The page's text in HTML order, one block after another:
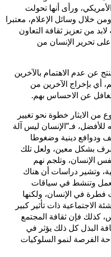
ورأى أنها تحولت
خلال وسائل الإعلام، معتبرا
من تعزيز ثقافة التعاون
على تحرير الإنسان من
عن عدم الاهتمام بالآخرين
أي بإخراج الآخرين من
عن الاحساس بهم.
من الايثار خطوة نحو تغيير
للأفضل، فـ”الإنسان ليس آلة
ودوافع دينية وضغوطا
بشكل معين، ولعل تلك
الإنسان، وتلجم نهم
وتشير دراسات أن هناك
وتنشط في سياقات
فطرة في الإنسان، ولكنها
الاجتماعية ذات تأثير كبير
كذلك فإن ثقافة المجتمع
البذل كل ذلك يؤثر في
الفرصة لنمو السلوكيات